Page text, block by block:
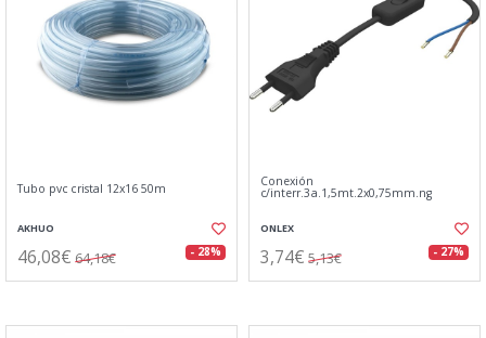
Tubo pvc cristal 12x16 50m
AKHUO
46,08€ 64,18€ - 28%
Conexión
c/interr.3a.1,5mt.2x0,75mm.ng
ONLEX
3,74€ 5,13€ - 27%